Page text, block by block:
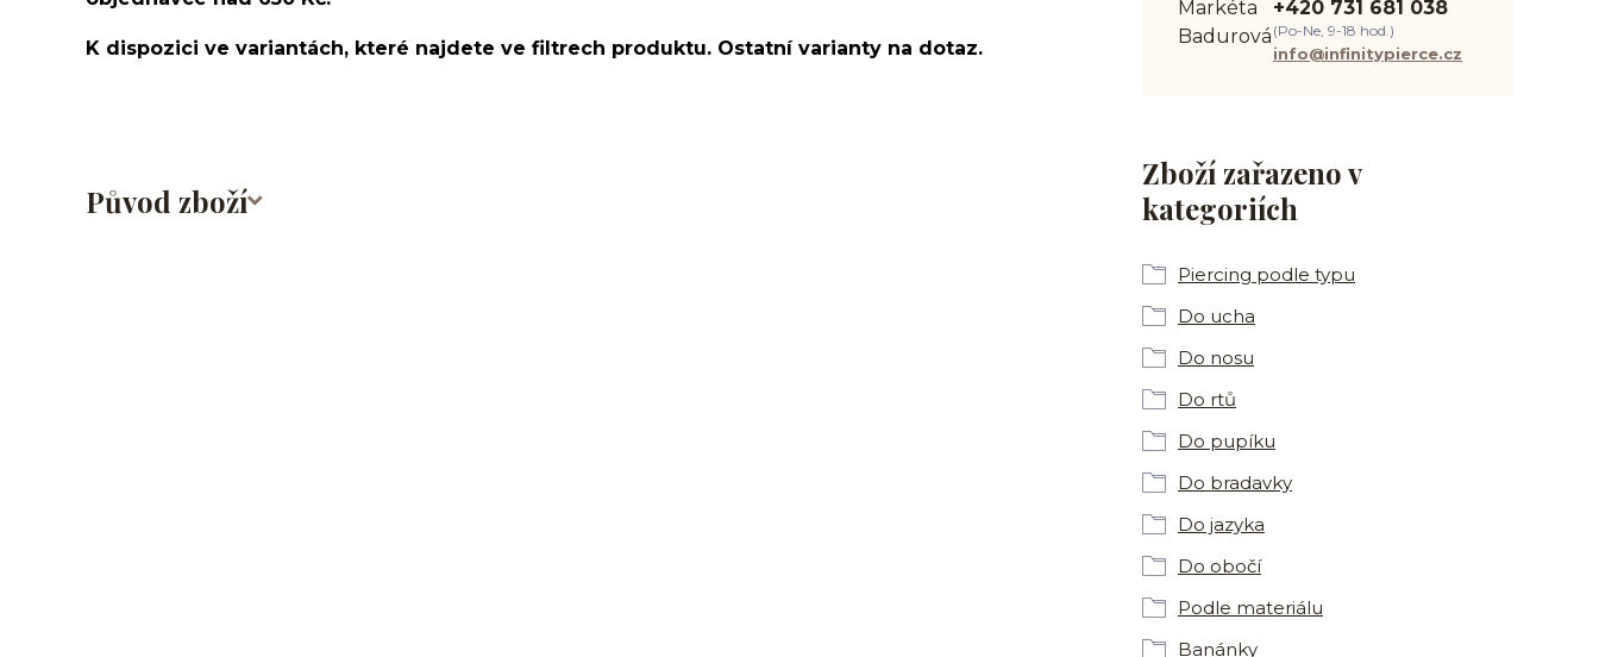
K dispozici ve variantách, které najdete ve filtrech produktu. Ostatní varianty na dotaz.
Původ zboží
Zboží zařazeno v
kategoriích
Piercing podle typu
Do ucha
Do nosu
Do rtů
Do pupíku
Do bradavky
Do jazyka
Do obočí
Podle materiálu
Banánky
+420 731 681 038
(Po-Ne, 9-18 hod.)
info@infinitypierce.cz